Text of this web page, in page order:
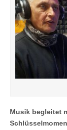
Musik begleitet